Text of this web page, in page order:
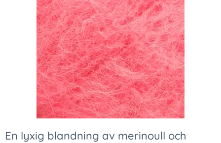
En lyxig blandning av merinoull och